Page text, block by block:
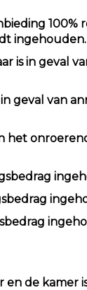
ingehouden.
is in geval
geval van
het
de kamer